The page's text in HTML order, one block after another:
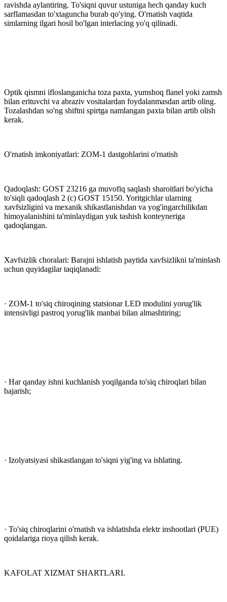
ravishda aylantiring. To'siqni quvur ustuniga hech qanday kuch
sarflamasdan to'xtaguncha burab qo'ying. O'rnatish vaqtida
simlarning ilgari hosil bo'lgan interlacing yo'q qilinadi.
Optik qismni ifloslanganicha toza paxta, yumshoq flanel yoki zamsh
bilan erituvchi va abraziv vositalardan foydalanmasdan artib oling.
Tozalashdan so'ng shiftni spirtga namlangan paxta bilan artib olish
kerak.
O'rnatish imkoniyatlari: ZOM-1 dastgohlarini o'rnatish
Qadoqlash: GOST 23216 ga muvofiq saqlash sharoitlari bo'yicha
to'siqli qadoqlash 2 (c) GOST 15150. Yoritgichlar ularning
xavfsizligini va mexanik shikastlanishdan va yog'ingarchilikdan
himoyalanishini ta'minlaydigan yuk tashish konteyneriga
qadoqlangan.
Xavfsizlik choralari: Barajni ishlatish paytida xavfsizlikni ta'minlash
uchun quyidagilar taqiqlanadi:
· ZOM-1 to'siq chiroqining statsionar LED modulini yorug'lik
intensivligi pastroq yorug'lik manbai bilan almashtiring;
· Har qanday ishni kuchlanish yoqilganda to'siq chiroqlari bilan
bajarish;
· Izolyatsiyasi shikastlangan to'siqni yig'ing va ishlating.
· To'siq chiroqlarini o'rnatish va ishlatishda elektr inshootlari (PUE)
qoidalariga rioya qilish kerak.
KAFOLAT XIZMAT SHARTLARI.